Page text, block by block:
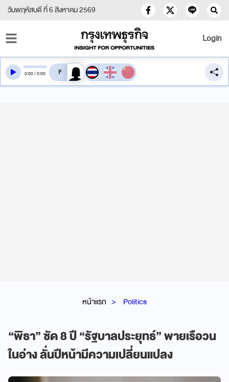
วันพฤหัสบดี ที่ 6 สิงหาคม 2569
Login
หน้าแรก Politics
“พิธา” ซัด 8 ปี “รัฐบาลประยุทธ์” พายเรือวน
ในอ่าง ลั่นปีหน้ามีความเปลี่ยนแปลง
0:00/0:00 สลับเสียงอ่าน